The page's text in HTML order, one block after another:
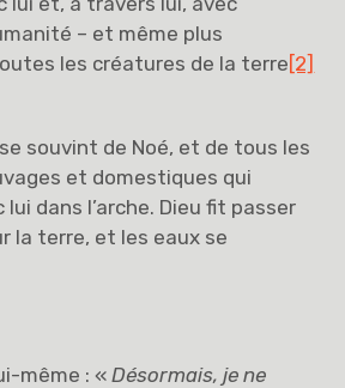
– et même plus
les créatures de la terre[2]
souvint de Noé, et de tous les
et domestiques qui
dans l’arche. Dieu fit passer
la terre, et les eaux se
même : «Désormais, je ne